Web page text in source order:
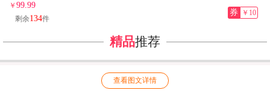
￥ 99.99
剩余134件
券 ￥10
精品推荐
查看图文详情